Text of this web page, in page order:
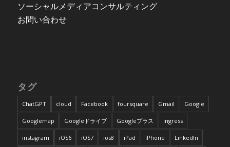
ソーシャルメディアコンサルティング
お問い合わせ
タグ
ChatGPT cloud Facebook foursquare Gmail Google
Googlemap Googleドライブ Googleプラス ingress
instagram iOS6 iOS7 ios8 iPad iPhone LinkedIn